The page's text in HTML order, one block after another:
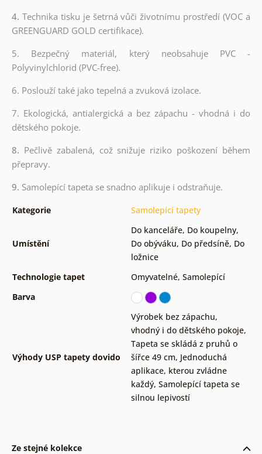
4. Technika tisku je šetrná vůči životnímu prostředí (VOC a
GREENGUARD GOLD certifikace).
5. Bezpečný materiál, který neobsahuje PVC -
Polyvinylchlorid (PVC-free).
6. Poslouží také jako tepelná a zvuková izolace.
7. Ekologická, antialergická a bez zápachu - vhodná i do
dětského pokoje.
8. Pečlivě zabalená, což snižuje riziko poškození během
přepravy.
9. Samolepící tapeta se snadno aplikuje i odstraňuje.
Kategorie Samolepící tapety
Umístění
Do kanceláře, Do koupelny,
Do obýváku, Do předsíně, Do
ložnice
Technologie tapet
Omyvatelné, Samolepící
Barva
Výhody USP tapety dovido
Výrobek bez zápachu,
vhodný i do dětského pokoje,
Tapeta se skládá z pruhů o
šířce 49 cm, Jednoduchá
aplikace, kterou zvládne
každý, Samolepící tapeta se
silnou lepivostí
Ze stejné kolekce